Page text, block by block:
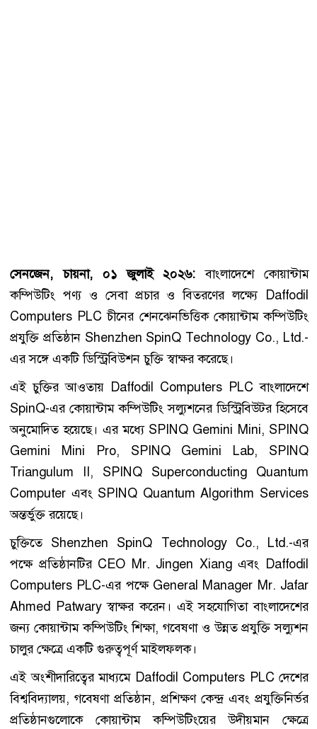
সেনজেন,চায়না, ০১ জুলাই ২০২৬:বাংলাদেশে কোয়ান্টাম
কম্পিউটিং পণ্য ও সেবা প্রচার ও বিতরণের লক্ষ্যে Daffodil
Computers PLC চীনের শেনঝেনভিত্তিক কোয়ান্টাম কম্পিউটিং
প্রযুক্তি প্রতিষ্ঠান Shenzhen SpinQ Technology Co., Ltd.-
এর সঙ্গে একটি ডিস্ট্রিবিউশন চুক্তি স্বাক্ষর করেছে।
এই চুক্তির আওতায় Daffodil Computers PLC বাংলাদেশে
SpinQ-এর কোয়ান্টাম কম্পিউটিং সল্যুশনের ডিস্ট্রিবিউটর হিসেবে
অনুমোদিত হয়েছে। এর মধ্যে SPINQ Gemini Mini, SPINQ
Gemini Mini Pro, SPINQ Gemini Lab, SPINQ
Triangulum II, SPINQ Superconducting Quantum
Computer এবং SPINQ Quantum Algorithm Services
অন্তর্ভুক্ত রয়েছে।
চুক্তিতে Shenzhen SpinQ Technology Co., Ltd.-এর
পক্ষে প্রতিষ্ঠানটির CEO Mr. Jingen Xiang এবং Daffodil
Computers PLC-এর পক্ষে General Manager Mr. Jafar
Ahmed Patwary স্বাক্ষর করেন। এই সহযোগিতা বাংলাদেশের
জন্য কোয়ান্টাম কম্পিউটিং শিক্ষা, গবেষণা ও উন্নত প্রযুক্তি সল্যুশন
চালুর ক্ষেত্রে একটি গুরুত্বপূর্ণ মাইলফলক।
এই অংশীদারিত্বের মাধ্যমে Daffodil Computers PLC দেশের
বিশ্ববিদ্যালয়, গবেষণা প্রতিষ্ঠান, প্রশিক্ষণ কেন্দ্র এবং প্রযুক্তিনির্ভর
প্রতিষ্ঠানগুলোকে কোয়ান্টাম কম্পিউটিংয়ের উদীয়মান ক্ষেত্রে